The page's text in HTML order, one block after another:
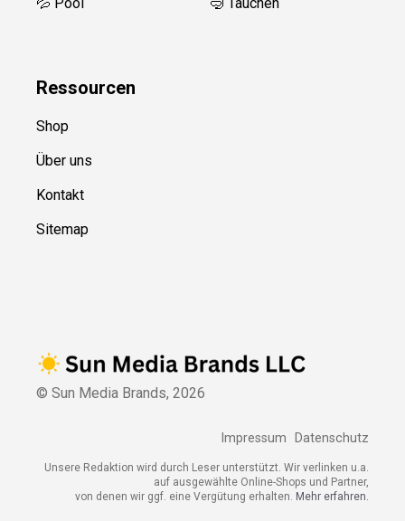
Ressourcen
Shop
Über uns
Kontakt
Sitemap
© Sun Media Brands, 2026
Impressum Datenschutz
Unsere Redaktion wird durch Leser unterstützt. Wir verlinken u.a.
auf ausgewählte Online-Shops und Partner,
von denen wir ggf. eine Vergütung erhalten. Mehr erfahren.